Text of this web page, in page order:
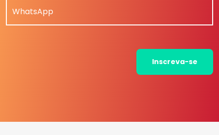
WhatsApp
Inscreva-se